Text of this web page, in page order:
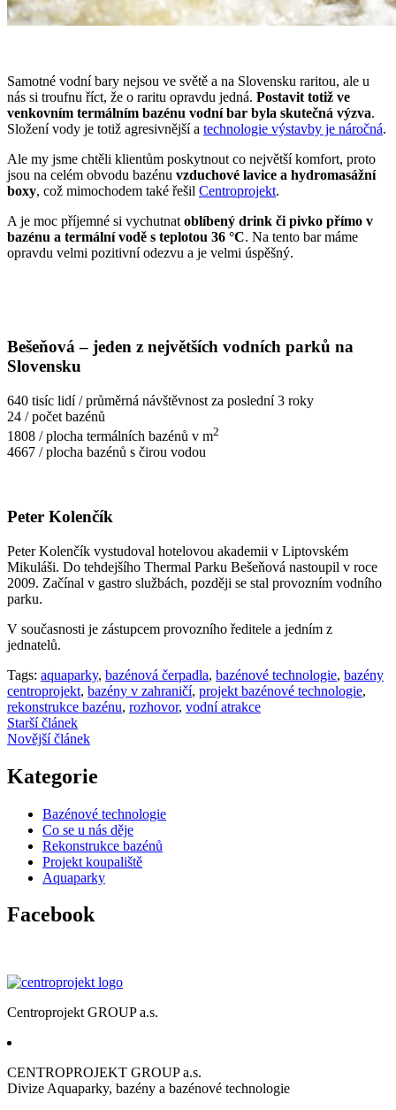
Samotné vodní bary nejsou ve světě a na Slovensku raritou, ale u
nás si troufnu říct, že o raritu opravdu jedná. Postavit totiž ve
venkovním termálním bazénu vodní bar byla skutečná výzva.
Složení vody je totiž agresivnější a technologie výstavby je náročná.
Ale my jsme chtěli klientům poskytnout co největší komfort, proto
jsou na celém obvodu bazénu vzduchové lavice a hydromasážní
boxy, což mimochodem také řešil Centroprojekt.
A je moc příjemné si vychutnat oblíbený drink či pivko přímo v
bazénu a termální vodě s teplotou 36 °C. Na tento bar máme
opravdu velmi pozitivní odezvu a je velmi úspěšný.
Bešeňová – jeden z největších vodních parků na
Slovensku
640 tisíc lidí / průměrná návštěvnost za poslední 3 roky
24 / počet bazénů
1808 / plocha termálních bazénů v m2
4667 / plocha bazénů s čirou vodou
Peter Kolenčík
Peter Kolenčík vystudoval hotelovou akademii v Liptovském
Mikuláši. Do tehdejšího Thermal Parku Bešeňová nastoupil v roce
2009. Začínal v gastro službách, později se stal provozním vodního
parku.
V současnosti je zástupcem provozního ředitele a jedním z
jednatelů.
Tags: aquaparky, bazénová čerpadla, bazénové technologie, bazény
centroprojekt, bazény v zahraničí, projekt bazénové technologie,
rekonstrukce bazénu, rozhovor, vodní atrakce
Starší článek
Novější článek
Kategorie
Bazénové technologie
Co se u nás děje
Rekonstrukce bazénů
Projekt koupaliště
Aquaparky
Facebook
Centroprojekt GROUP a.s.
CENTROPROJEKT GROUP a.s.
Divize Aquaparky, bazény a bazénové technologie